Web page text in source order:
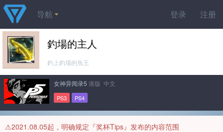
登录 注册
导航
釣場的主人
釣上釣場的魚王
女神异闻录5 港版 中文
PS3 PS4
⚠️2021.08.05起，明确规定『奖杯Tips』发布的内容范围